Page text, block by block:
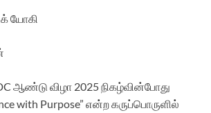
யோகி
ஆண்டு விழா 2025 நிகழ்வின்போது
with Purpose” என்ற கருப்பொருளில்